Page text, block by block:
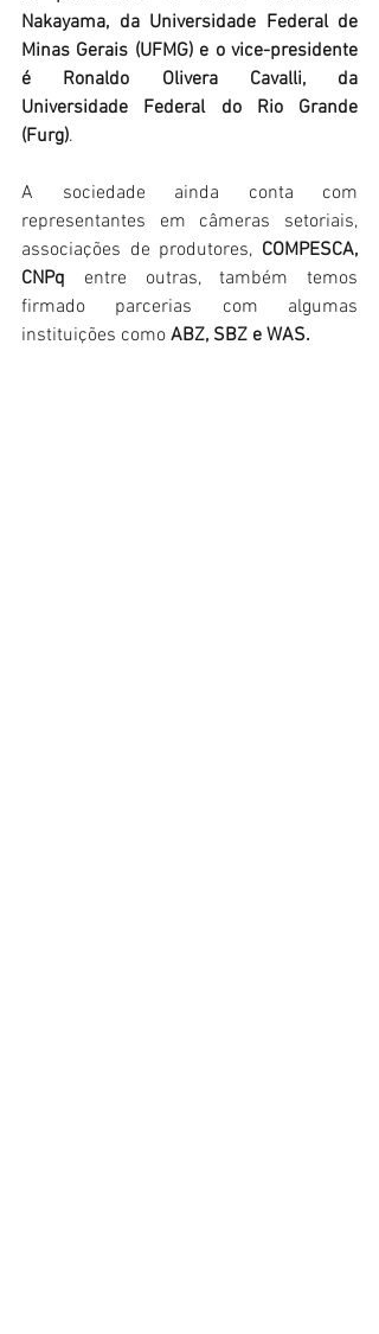
Nakayama, da Universidade Federal de
Minas Gerais (UFMG) e o vice-presidente
é Ronaldo Olivera Cavalli, da
Universidade Federal do Rio Grande
(Furg).
A sociedade ainda conta com
representantes em câmeras setoriais,
associações de produtores, COMPESCA,
CNPq entre outras, também temos
firmado parcerias com algumas
instituições como ABZ, SBZ e WAS.